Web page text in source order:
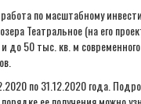
по масштабному
Театральное (на его
до 50 тыс. кв. м
по 31.12.2020 года.